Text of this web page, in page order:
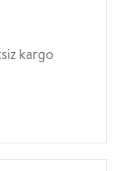
kargo